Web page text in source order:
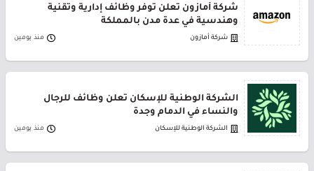
شركة أمازون تعلن توفر وظائف إدارية وتقنية
وهندسية في عدة مدن بالمملكة
شركة أمازون منذ يومين
الشركة الوطنية للإسكان تعلن وظائف للرجال
والنساء في الدمام وجدة
الشركة الوطنية للإسكان منذ يومين